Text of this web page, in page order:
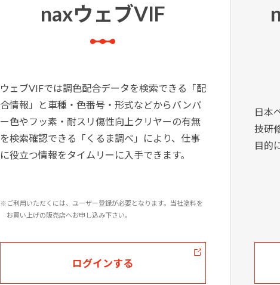
naxウェブVIF
ウェブVIFでは調色配合データを検索できる「配
合情報」と車種・色番号・形式などからバンパ
ー色やフッ素・耐スリ傷性向上クリヤーの有無
を検索確認できる「くるま調べ」により、仕事
に役立つ情報をタイムリーに入手できます。
※ご利用いただくには、ユーザー登録が必要となります。当社塗料を
お買い上げの販売店へお申し込み下さい。
ログインする
日本
技研
目的